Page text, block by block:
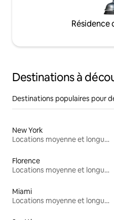
Résidence
Destinations à
Destinations populaires pour
New York
Locations moyenne et longue durée
Florence
Locations moyenne et longue durée
Miami
Locations moyenne et longue durée